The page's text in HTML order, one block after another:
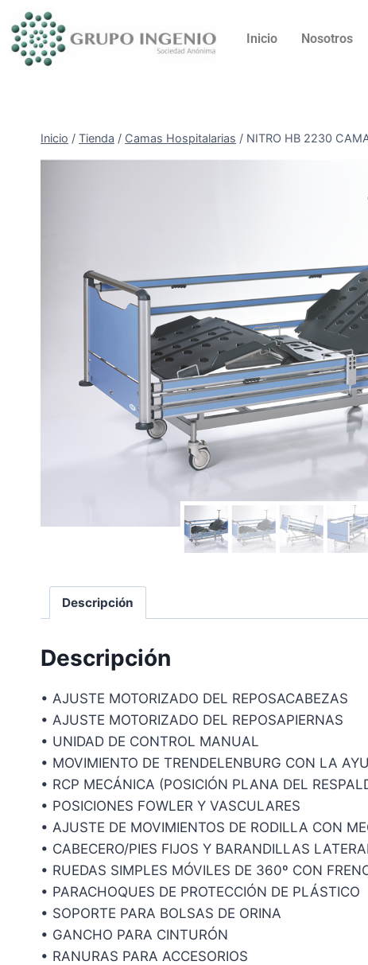
Inicio Nosotros
Inicio / Tienda / Camas Hospitalarias / NITRO HB 2230
Descripción
Descripción
• AJUSTE MOTORIZADO DEL REPOSACABEZAS
• AJUSTE MOTORIZADO DEL REPOSAPIERNAS
• UNIDAD DE CONTROL MANUAL
• MOVIMIENTO DE TRENDELENBURG CON LA
• RCP MECÁNICA (POSICIÓN PLANA DEL
• POSICIONES FOWLER Y VASCULARES
• AJUSTE DE MOVIMIENTOS DE RODILLA CON
• CABECERO/PIES FIJOS Y BARANDILLAS
• RUEDAS SIMPLES MÓVILES DE 360º CON
• PARACHOQUES DE PROTECCIÓN DE PLÁSTICO
• SOPORTE PARA BOLSAS DE ORINA
• GANCHO PARA CINTURÓN
• RANURAS PARA ACCESORIOS